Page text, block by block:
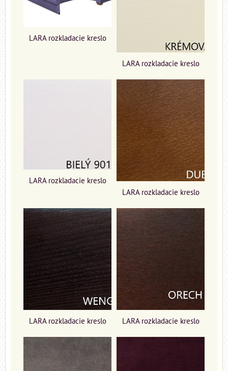
LARA rozkladacie kreslo
LARA rozkladacie kreslo
LARA rozkladacie kreslo
LARA rozkladacie kreslo
LARA rozkladacie kreslo LARA rozkladacie kreslo